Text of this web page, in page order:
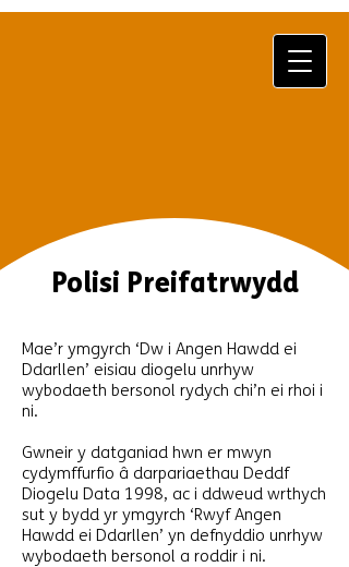
Polisi Preifatrwydd
Mae’r ymgyrch ‘Dw i Angen Hawdd ei
Ddarllen’ eisiau diogelu unrhyw
wybodaeth bersonol rydych chi’n ei rhoi i
ni.
Gwneir y datganiad hwn er mwyn
cydymffurfio â darpariaethau Deddf
Diogelu Data 1998, ac i ddweud wrthych
sut y bydd yr ymgyrch ‘Rwyf Angen
Hawdd ei Ddarllen’ yn defnyddio unrhyw
wybodaeth bersonol a roddir i ni.